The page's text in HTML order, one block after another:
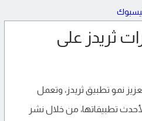
ثريدز على
نمو تطبيق ثريدز، وتعمل
لأحدث تطبيقاتها، من خلال نشر